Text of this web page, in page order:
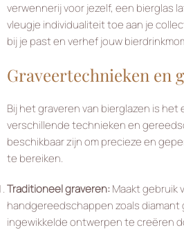
verwennerij voor jezelf, een bierglas
vleugje individualiteit toe aan je
bij je past en verhef jouw
Graveertechnieken en
Bij het graveren van bierglazen is het
verschillende technieken en
beschikbaar zijn om precieze en
te bereiken.
Traditioneel graveren:Maakt gebruik
handgereedschappen zoals
ingewikkelde ontwerpen te creëren